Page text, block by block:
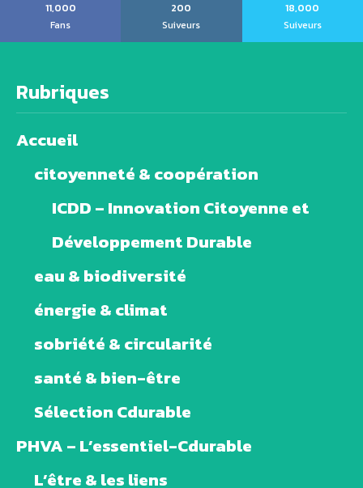
11,000
Fans
200
Suiveurs
18,000
Suiveurs
Rubriques
Accueil
citoyenneté & coopération
ICDD – Innovation Citoyenne et
Développement Durable
eau & biodiversité
énergie & climat
sobriété & circularité
santé & bien-être
Sélection Cdurable
PHVA – L’essentiel-Cdurable
L’être & les liens